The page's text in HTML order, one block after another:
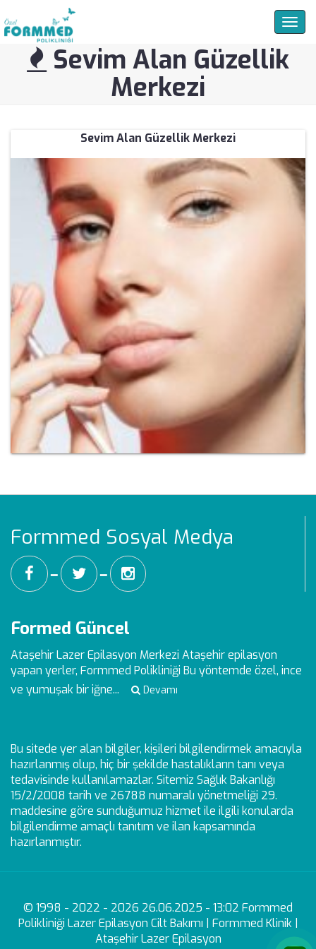
Sevim Alan Güzellik
Merkezi
Sevim Alan Güzellik Merkezi
Formmed Sosyal Medya
━ ━
Formed Güncel
Ataşehir Lazer Epilasyon Merkezi Ataşehir epilasyon
yapan yerler, Formmed Polikliniği Bu yöntemde özel, ince
ve yumuşak bir iğne...
Devamı
Bu sitede yer alan bilgiler, kişileri bilgilendirmek amacıyla
hazırlanmış olup, hiç bir şekilde hastalıkların tanı veya
tedavisinde kullanılamazlar. Sitemiz Sağlık Bakanlığı
15/2/2008 tarih ve 26788 numaralı yönetmeliği 29.
maddesine göre sunduğumuz hizmet ile ilgili konularda
bilgilendirme amaçlı tanıtım ve ilan kapsamında
hazırlanmıştır.
© 1998 - 2022 - 2026 26.06.2025 - 13:02 Formmed
Polikliniği Lazer Epilasyon Cilt Bakımı | Formmed Klinik |
Ataşehir Lazer Epilasyon